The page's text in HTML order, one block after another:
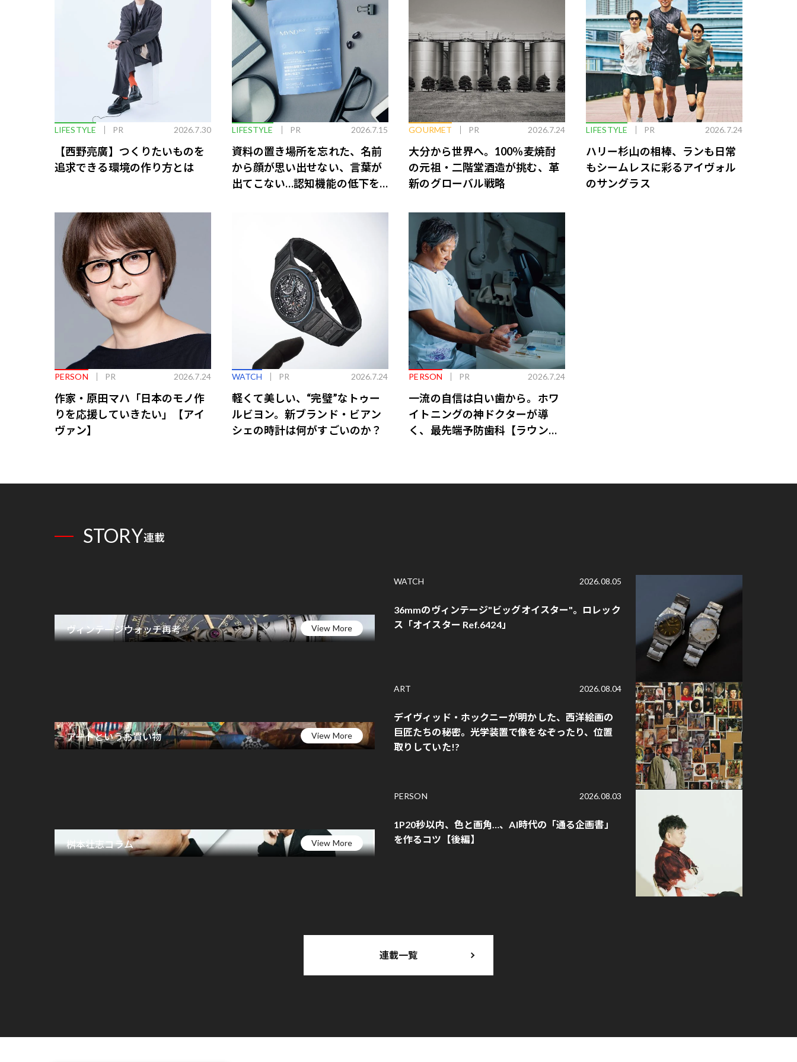
LIFESTYLE PR 2026.7.30
【西野亮廣】つくりたいものを
追求できる環境の作り方とは
LIFESTYLE PR 2026.7.15
資料の置き場所を忘れた、名前
から顔が思い出せない、言葉が
出てこない…認知機能の低下を
GOURMET PR 2026.7.24
大分から世界へ。100％麦焼酎
の元祖・二階堂酒造が挑む、革
新のグローバル戦略
LIFESTYLE PR 2026.7.24
ハリー杉山の相棒、ランも日常
もシームレスに彩るアイヴォル
のサングラス
PERSON PR 2026.7.24
作家・原田マハ「日本のモノ作
りを応援していきたい」【アイ
ヴァン】
WATCH PR 2026.7.24
軽くて美しい、“完璧”なトゥー
ルビヨン。新ブランド・ビアン
シェの時計は何がすごいのか？
PERSON PR 2026.7.24
一流の自信は白い歯から。ホワ
イトニングの神ドクターが導
く、最先端予防歯科【ラウンジ
STORY連載
ヴィンテージウォッチ再考 View More
WATCH 2026.08.05
36mmのヴィンテージ"ビッグオイスター"。ロレック
ス「オイスター Ref.6424」
アートというお買い物 View More
ART 2026.08.04
デイヴィッド・ホックニーが明かした、西洋絵画の
巨匠たちの秘密。光学装置で像をなぞったり、位置
取りしていた!?
桝本壮志コラム View More
PERSON 2026.08.03
1P20秒以内、色と画角…、AI時代の「通る企画書」
を作るコツ【後編】
連載一覧